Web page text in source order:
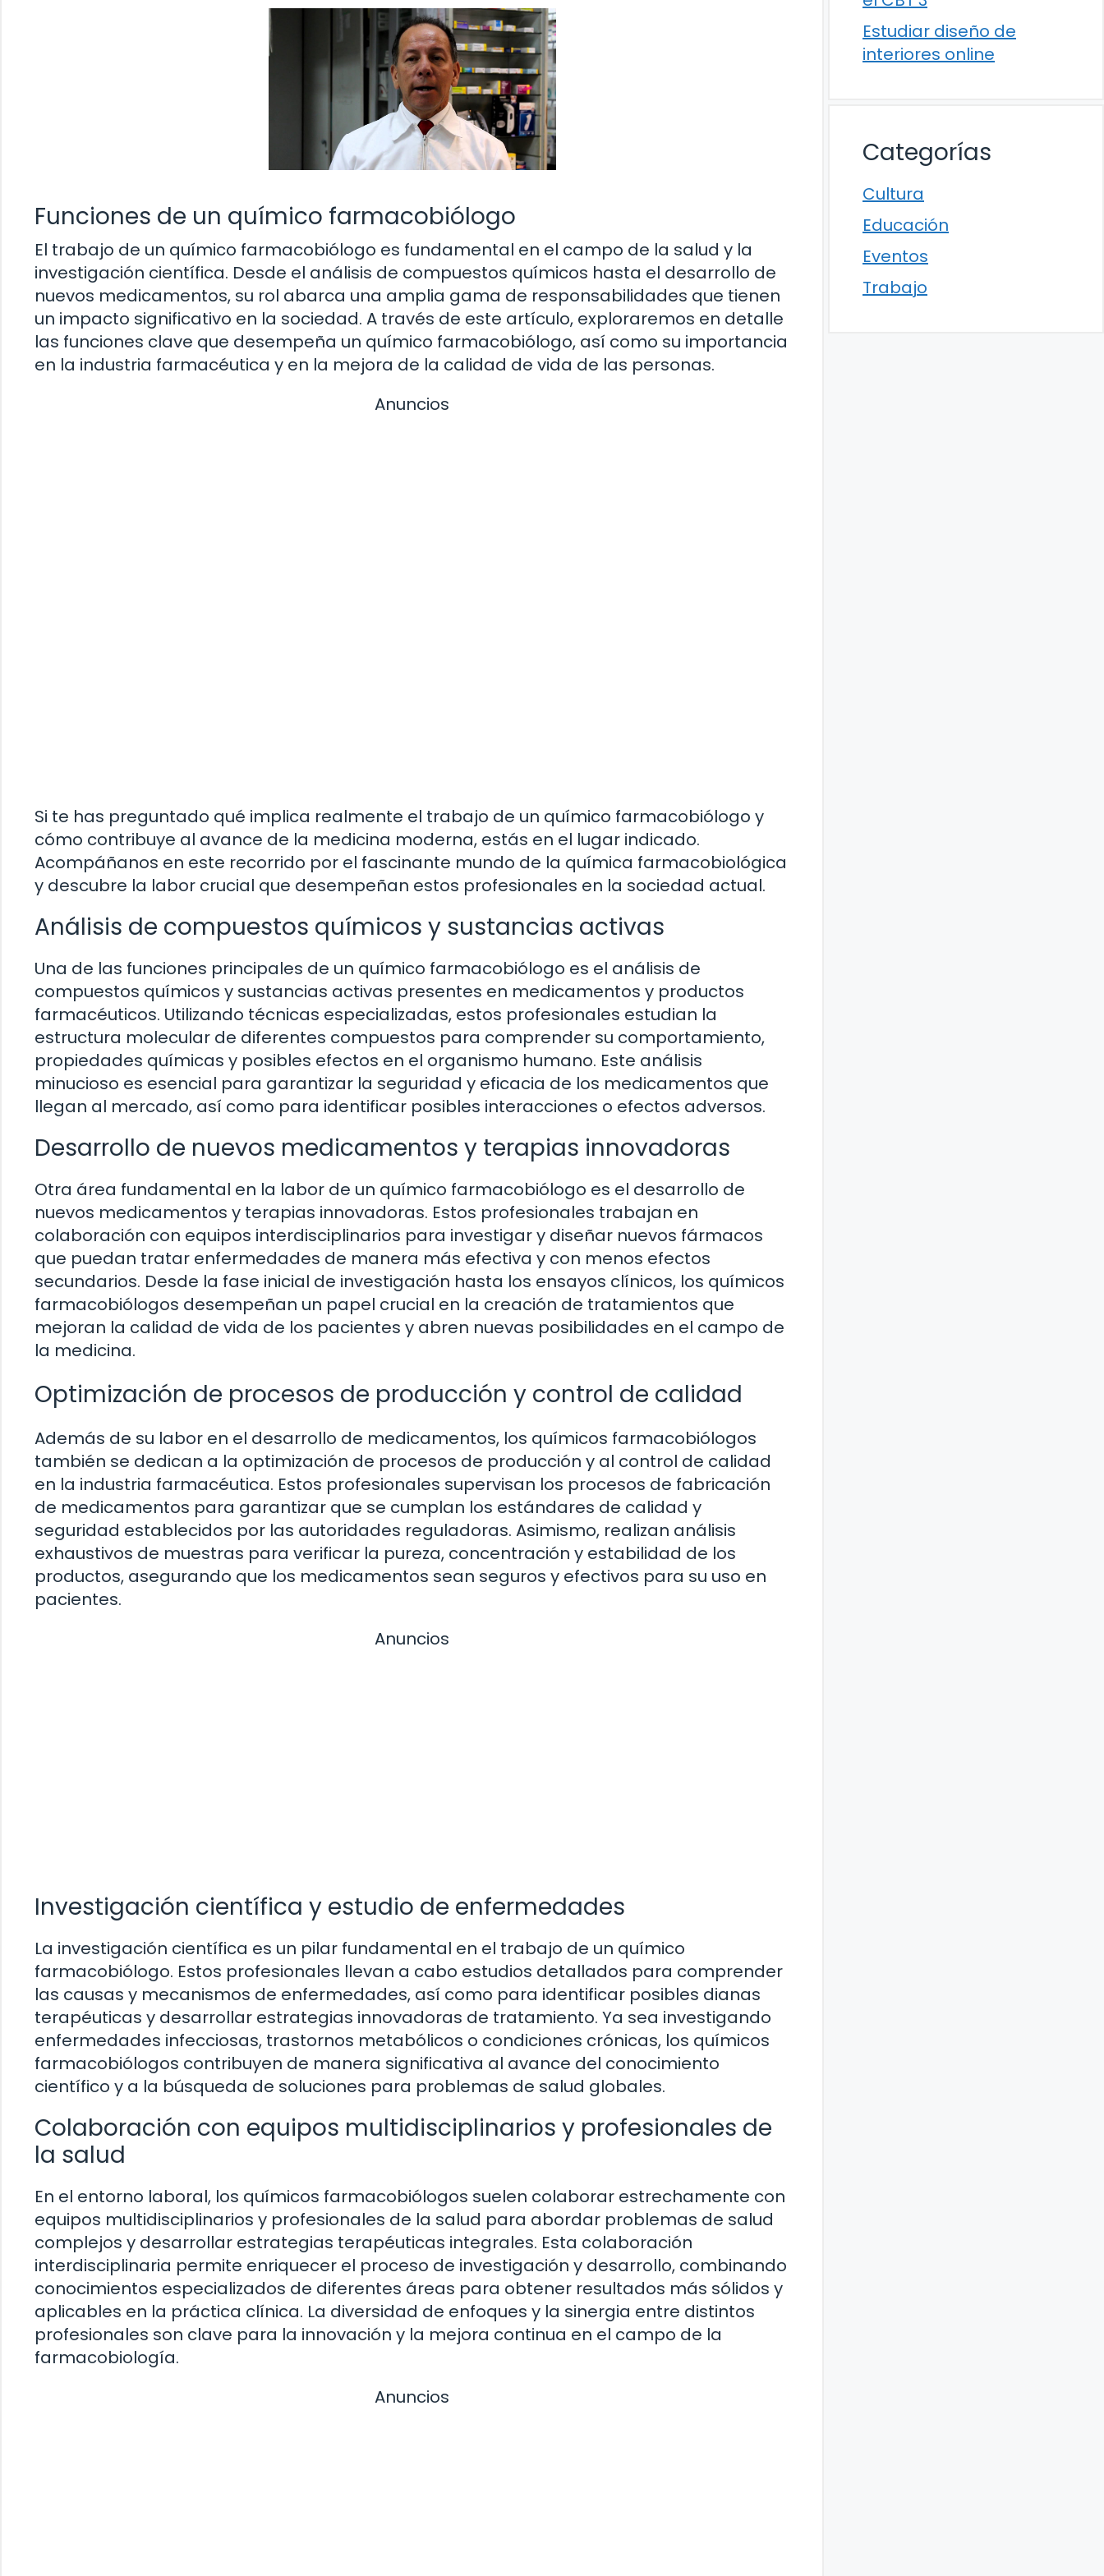
Funciones de un químico farmacobiólogo
El trabajo de un químico farmacobiólogo es fundamental en el campo de la salud y la
investigación científica. Desde el análisis de compuestos químicos hasta el desarrollo de
nuevos medicamentos, su rol abarca una amplia gama de responsabilidades que tienen
un impacto significativo en la sociedad. A través de este artículo, exploraremos en detalle
las funciones clave que desempeña un químico farmacobiólogo, así como su importancia
en la industria farmacéutica y en la mejora de la calidad de vida de las personas.
Anuncios
Si te has preguntado qué implica realmente el trabajo de un químico farmacobiólogo y
cómo contribuye al avance de la medicina moderna, estás en el lugar indicado.
Acompáñanos en este recorrido por el fascinante mundo de la química farmacobiológica
y descubre la labor crucial que desempeñan estos profesionales en la sociedad actual.
Análisis de compuestos químicos y sustancias activas
Una de las funciones principales de un químico farmacobiólogo es el análisis de
compuestos químicos y sustancias activas presentes en medicamentos y productos
farmacéuticos. Utilizando técnicas especializadas, estos profesionales estudian la
estructura molecular de diferentes compuestos para comprender su comportamiento,
propiedades químicas y posibles efectos en el organismo humano. Este análisis
minucioso es esencial para garantizar la seguridad y eficacia de los medicamentos que
llegan al mercado, así como para identificar posibles interacciones o efectos adversos.
Desarrollo de nuevos medicamentos y terapias innovadoras
Otra área fundamental en la labor de un químico farmacobiólogo es el desarrollo de
nuevos medicamentos y terapias innovadoras. Estos profesionales trabajan en
colaboración con equipos interdisciplinarios para investigar y diseñar nuevos fármacos
que puedan tratar enfermedades de manera más efectiva y con menos efectos
secundarios. Desde la fase inicial de investigación hasta los ensayos clínicos, los químicos
farmacobiólogos desempeñan un papel crucial en la creación de tratamientos que
mejoran la calidad de vida de los pacientes y abren nuevas posibilidades en el campo de
la medicina.
Optimización de procesos de producción y control de calidad
Además de su labor en el desarrollo de medicamentos, los químicos farmacobiólogos
también se dedican a la optimización de procesos de producción y al control de calidad
en la industria farmacéutica. Estos profesionales supervisan los procesos de fabricación
de medicamentos para garantizar que se cumplan los estándares de calidad y
seguridad establecidos por las autoridades reguladoras. Asimismo, realizan análisis
exhaustivos de muestras para verificar la pureza, concentración y estabilidad de los
productos, asegurando que los medicamentos sean seguros y efectivos para su uso en
pacientes.
Anuncios
Investigación científica y estudio de enfermedades
La investigación científica es un pilar fundamental en el trabajo de un químico
farmacobiólogo. Estos profesionales llevan a cabo estudios detallados para comprender
las causas y mecanismos de enfermedades, así como para identificar posibles dianas
terapéuticas y desarrollar estrategias innovadoras de tratamiento. Ya sea investigando
enfermedades infecciosas, trastornos metabólicos o condiciones crónicas, los químicos
farmacobiólogos contribuyen de manera significativa al avance del conocimiento
científico y a la búsqueda de soluciones para problemas de salud globales.
Colaboración con equipos multidisciplinarios y profesionales de
la salud
En el entorno laboral, los químicos farmacobiólogos suelen colaborar estrechamente con
equipos multidisciplinarios y profesionales de la salud para abordar problemas de salud
complejos y desarrollar estrategias terapéuticas integrales. Esta colaboración
interdisciplinaria permite enriquecer el proceso de investigación y desarrollo, combinando
conocimientos especializados de diferentes áreas para obtener resultados más sólidos y
aplicables en la práctica clínica. La diversidad de enfoques y la sinergia entre distintos
profesionales son clave para la innovación y la mejora continua en el campo de la
farmacobiología.
Anuncios
Estudiar diseño de
interiores online
Categorías
Cultura
Educación
Eventos
Trabajo